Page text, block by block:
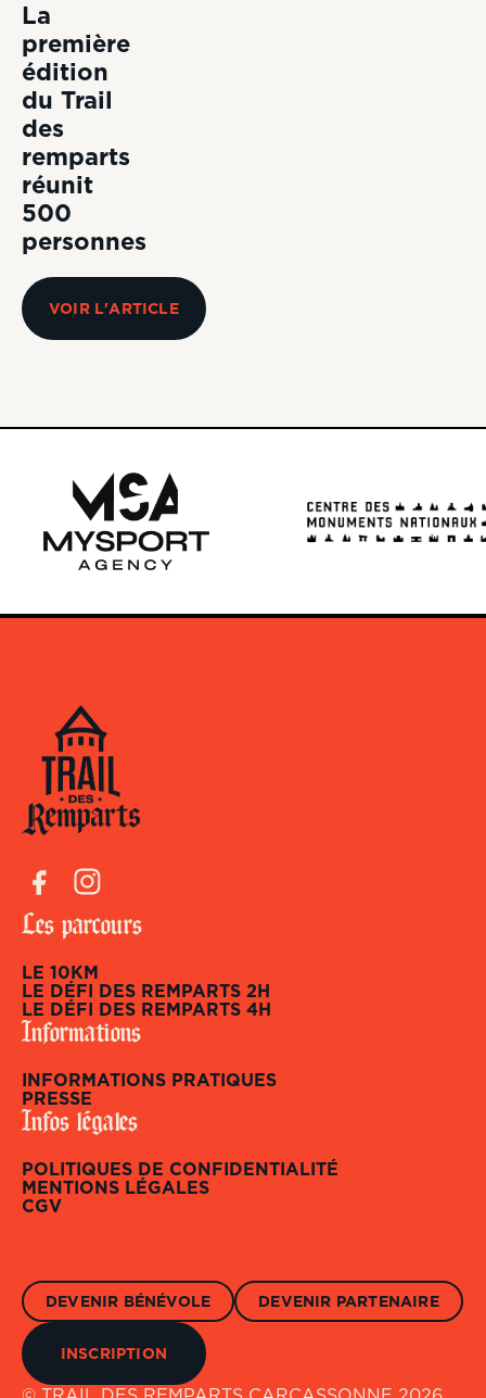
Gestion des Cookies 🍪
Accepter
Voir les préférences
La
première
édition
du Trail
des
remparts
réunit
500
personnes
VOIR L'ARTICLE
Les parcours
LE 10KM
LE DÉFI DES REMPARTS 2H
LE DÉFI DES REMPARTS 4H
Informations
INFORMATIONS PRATIQUES
PRESSE
Infos légales
POLITIQUES DE CONFIDENTIALITÉ
MENTIONS LÉGALES
CGV
DEVENIR BÉNÉVOLE DEVENIR PARTENAIRE
INSCRIPTION